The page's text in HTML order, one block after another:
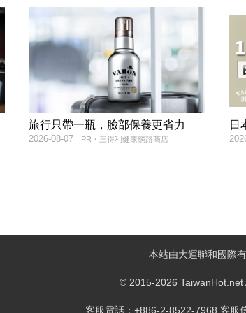
旅行只帶一瓶，臉部保養更省力
PR・三得利健康網路商店
2026-08-07
日
本站由大運聯和國際
© 2015-2026 TaiwanHot.net
客服電話：+886-2-8522-7968 客服